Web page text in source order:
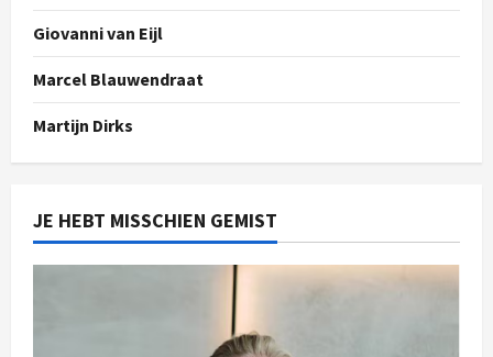
Giovanni van Eijl
Marcel Blauwendraat
Martijn Dirks
JE HEBT MISSCHIEN GEMIST